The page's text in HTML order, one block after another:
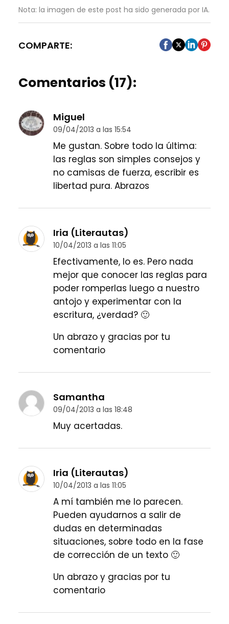
Nota: la imagen de este post ha sido generada por IA.
COMPARTE:
Comentarios (17):
Miguel
09/04/2013 a las 15:54
Me gustan. Sobre todo la última:
las reglas son simples consejos y
no camisas de fuerza, escribir es
libertad pura. Abrazos
Iria (Literautas)
10/04/2013 a las 11:05
Efectivamente, lo es. Pero nada
mejor que conocer las reglas para
poder romperlas luego a nuestro
antojo y experimentar con la
escritura, ¿verdad? 🙂
Un abrazo y gracias por tu
comentario
Samantha
09/04/2013 a las 18:48
Muy acertadas.
Iria (Literautas)
10/04/2013 a las 11:05
A mí también me lo parecen.
Pueden ayudarnos a salir de
dudas en determinadas
situaciones, sobre todo en la fase
de corrección de un texto 🙂
Un abrazo y gracias por tu
comentario